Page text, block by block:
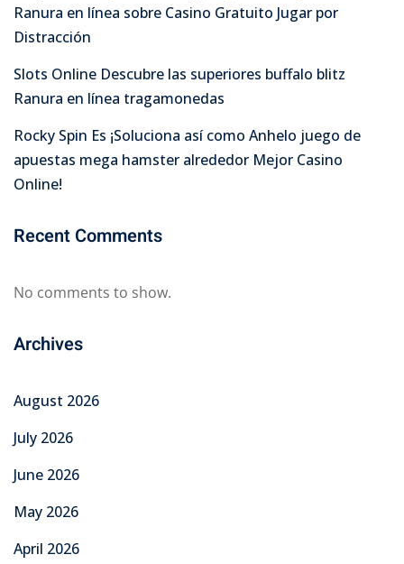
Ranura en línea sobre Casino Gratuito Jugar por
Distracción
Slots Online Descubre las superiores buffalo blitz
Ranura en línea tragamonedas
Rocky Spin Es ¡Soluciona así­ como Anhelo juego de
apuestas mega hamster alrededor Mejor Casino
Online!
Recent Comments
No comments to show.
Archives
August 2026
July 2026
June 2026
May 2026
April 2026